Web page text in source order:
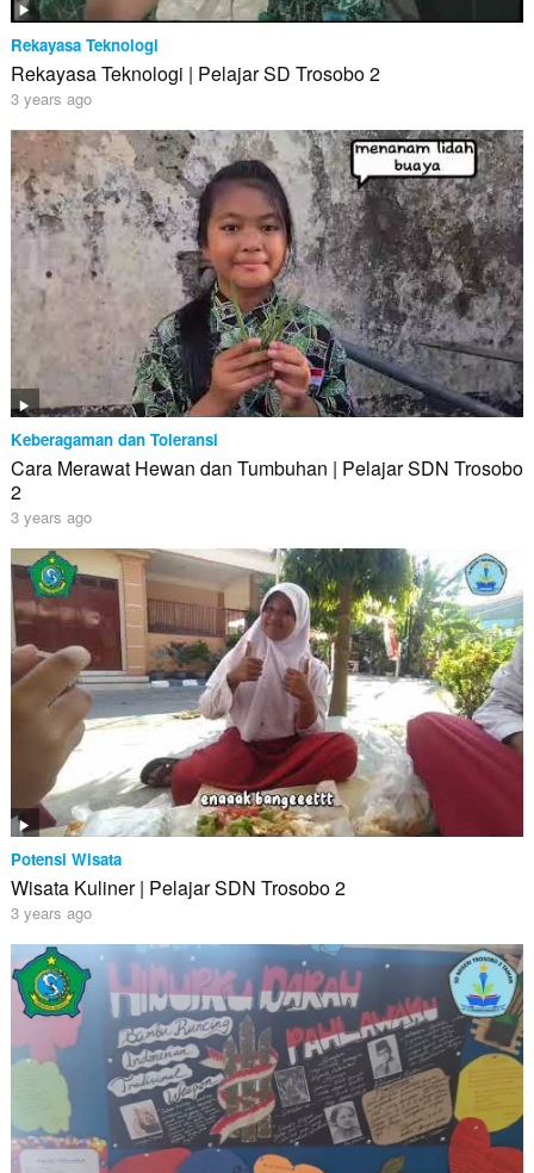
Rekayasa Teknologi
Rekayasa Teknologi | Pelajar SD Trosobo 2
3 years ago
Keberagaman dan Toleransi
Cara Merawat Hewan dan Tumbuhan | Pelajar SDN Trosobo
2
3 years ago
Potensi Wisata
Wisata Kuliner | Pelajar SDN Trosobo 2
3 years ago